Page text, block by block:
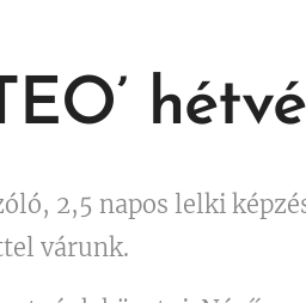
2,5 napos lelki
várunk.